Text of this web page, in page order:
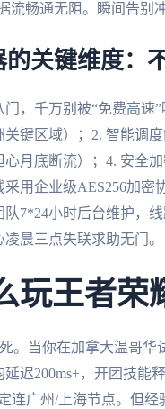
流畅通无阻。瞬间告别
的关键维度：
，千万别被“免费高速
关键区域）；2. 智能调
心月底断流）；4. 安全
采用企业级AES256加
队7*24小时后台维护，
晨三点失联求助无门。
玩王者荣
。当你在加拿大温哥华
迟200ms+，开团技能
连广州/上海节点。但